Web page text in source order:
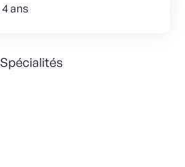
4 ans
Spécialités